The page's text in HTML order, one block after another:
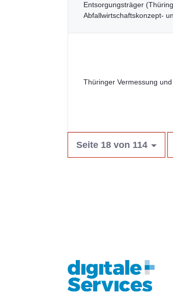
Entsorgungsträger
Abfallwirtschaftskonzept-
Thüringer Vermessung
Seite 18 von 114